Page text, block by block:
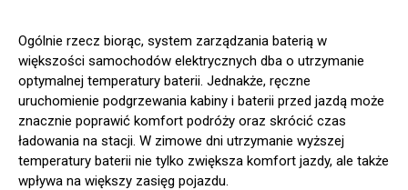
Ogólnie rzecz biorąc, system zarządzania baterią w
większości samochodów elektrycznych dba o utrzymanie
optymalnej temperatury baterii. Jednakże, ręczne
uruchomienie podgrzewania kabiny i baterii przed jazdą może
znacznie poprawić komfort podróży oraz skrócić czas
ładowania na stacji. W zimowe dni utrzymanie wyższej
temperatury baterii nie tylko zwiększa komfort jazdy, ale także
wpływa na większy zasięg pojazdu.